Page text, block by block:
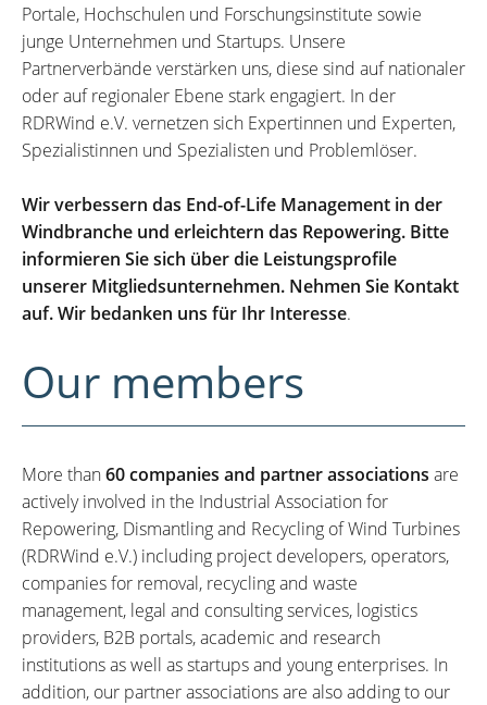
Portale, Hochschulen und Forschungsinstitute sowie
junge Unternehmen und Startups. Unsere
Partnerverbände verstärken uns, diese sind auf nationaler
oder auf regionaler Ebene stark engagiert. In der
RDRWind e.V. vernetzen sich Expertinnen und Experten,
Spezialistinnen und Spezialisten und Problemlöser.
Wir verbessern das End-of-Life Management in der
Windbranche und erleichtern das Repowering. Bitte
informieren Sie sich über die Leistungsprofile
unserer Mitgliedsunternehmen. Nehmen Sie Kontakt
auf. Wir bedanken uns für Ihr Interesse.
Our members
More than60 companies and partner associations are
actively involved in the Industrial Association for
Repowering, Dismantling and Recycling of Wind Turbines
(RDRWind e.V.) including project developers, operators,
companies for removal, recycling and waste
management, legal and consulting services, logistics
providers, B2B portals, academic and research
institutions as well as startups and young enterprises. In
addition, our partner associations are also adding to our